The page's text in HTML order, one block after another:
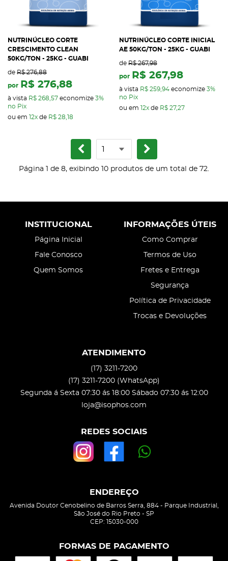
NUTRINÚCLEO CORTE
CRESCIMENTO CLEAN
50KG/TON - 25KG - GUABI
de R$ 276,88
por R$ 276,88
à vista R$ 268,57 economize 3%
no Pix
ou em 12x de R$ 28,18
NUTRINÚCLEO CORTE INICIAL
AE 50KG/TON - 25KG - GUABI
de R$ 267,98
por R$ 267,98
à vista R$ 259,94 economize 3%
no Pix
ou em 12x de R$ 27,27
Página 1 de 8, exibindo 10 produtos de um total de 72.
INSTITUCIONAL
Página Inicial
Fale Conosco
Quem Somos
INFORMAÇÕES ÚTEIS
Como Comprar
Termos de Uso
Fretes e Entrega
Segurança
Política de Privacidade
Trocas e Devoluções
ATENDIMENTO
(17) 3211-7200
(17) 3211-7200 (WhatsApp)
Segunda á Sexta 07:30 ás 18:00 Sábado 07:30 ás 12:00
loja@isophos.com
REDES SOCIAIS
ENDEREÇO
Avenida Doutor Cenobelino de Barros Serra, 884- Parque Industrial,
São José do Rio Preto - SP
CEP: 15030-000
FORMAS DE PAGAMENTO